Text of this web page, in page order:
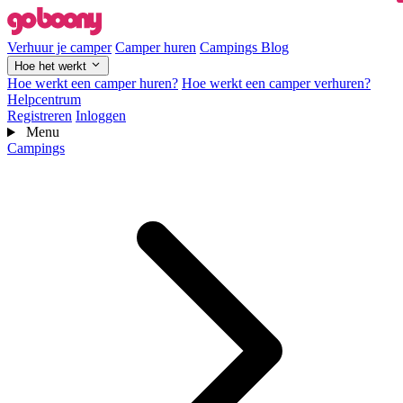
Verhuur je camper Camper huren Campings Blog
Hoe het werkt
Hoe werkt een camper huren? Hoe werkt een camper verhuren?
Helpcentrum
Registreren Inloggen
Menu
Campings